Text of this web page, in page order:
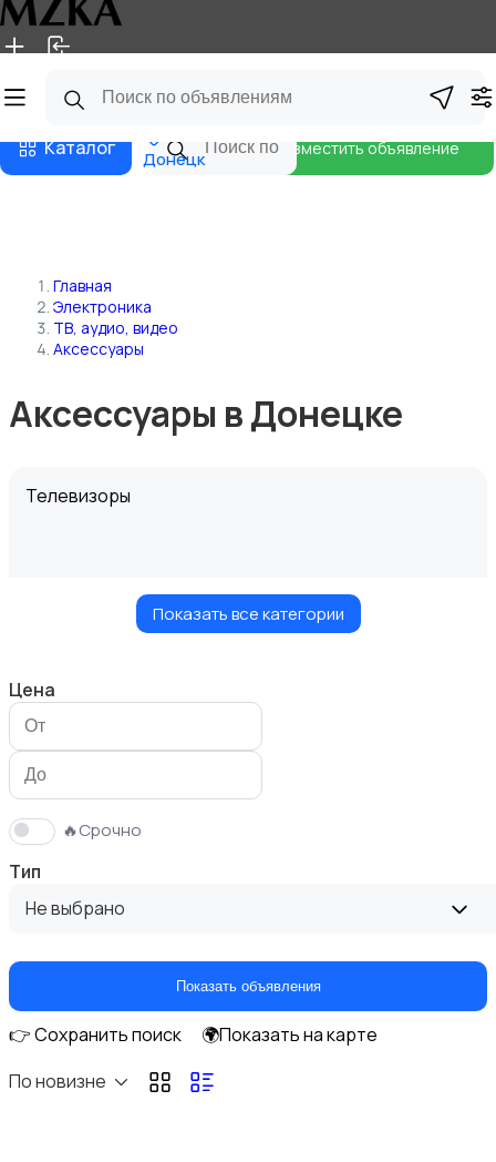
Главная Магазины
Каталог Донецк
Разместить объявление
Главная
Электроника
ТВ, аудио, видео
Аксессуары
Аксессуары в Донецке
Телевизоры
Акустика, колонки, сабвуферы
Домашние кинотеатры
Показать все категории
Цена
🔥Срочно
Тип
Не выбрано
Показать объявления
👉 Сохранить поиск
🌍Показать на карте
По новизне